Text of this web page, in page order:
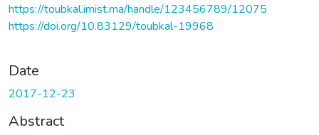
https://toubkal.imist.ma/handle/123456789/12075
https://doi.org/10.83129/toubkal-19968
Date
2017-12-23
Abstract